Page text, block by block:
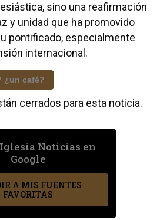
sino una reafirmación
y unidad que ha promovido
pontificado, especialmente
internacional.
¿un café?
cerrados para esta noticia.
Noticias en
Google
A MIS FUENTES
FAVORITAS